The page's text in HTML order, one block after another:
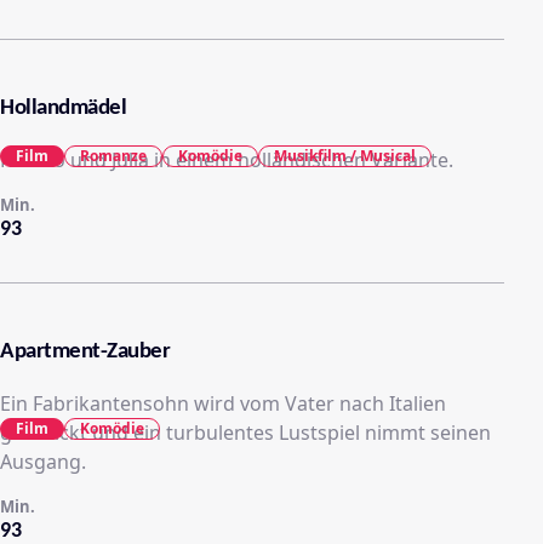
Hollandmädel
Romeo und Julia in einem holländischen Variante.
93
Min.
Film Romanze Komödie Musikfilm / Musical
Apartment-Zauber
Ein Fabrikantensohn wird vom Vater nach Italien
geschickt und ein turbulentes Lustspiel nimmt seinen
Ausgang.
93
Min.
Film Komödie